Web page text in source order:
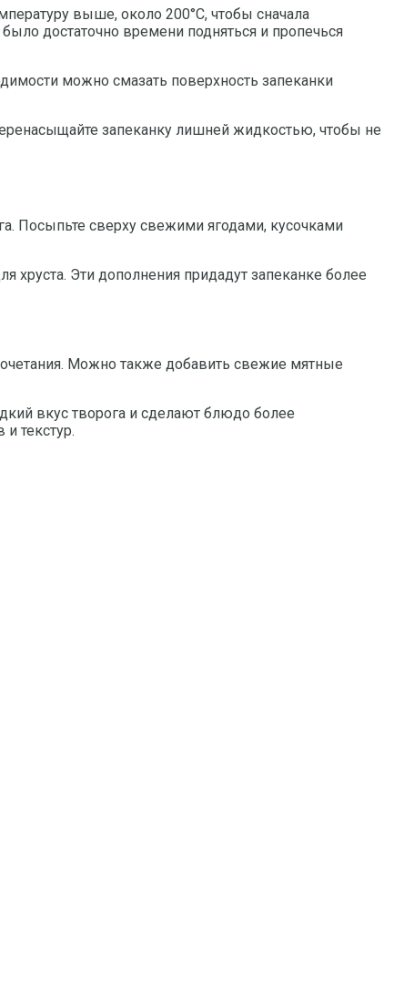
выше, около 200°С, чтобы сначала
достаточно времени подняться и пропечься
можно смазать поверхность запеканки
запеканку лишней жидкостью, чтобы не
Посыпьте сверху свежими ягодами, кусочками
хруста. Эти дополнения придадут запеканке более
Можно также добавить свежие мятные
вкус творога и сделают блюдо более
текстур.